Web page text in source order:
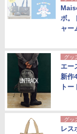
ボ。
ャー
グッ
エー
新作
トー
グッ
レス